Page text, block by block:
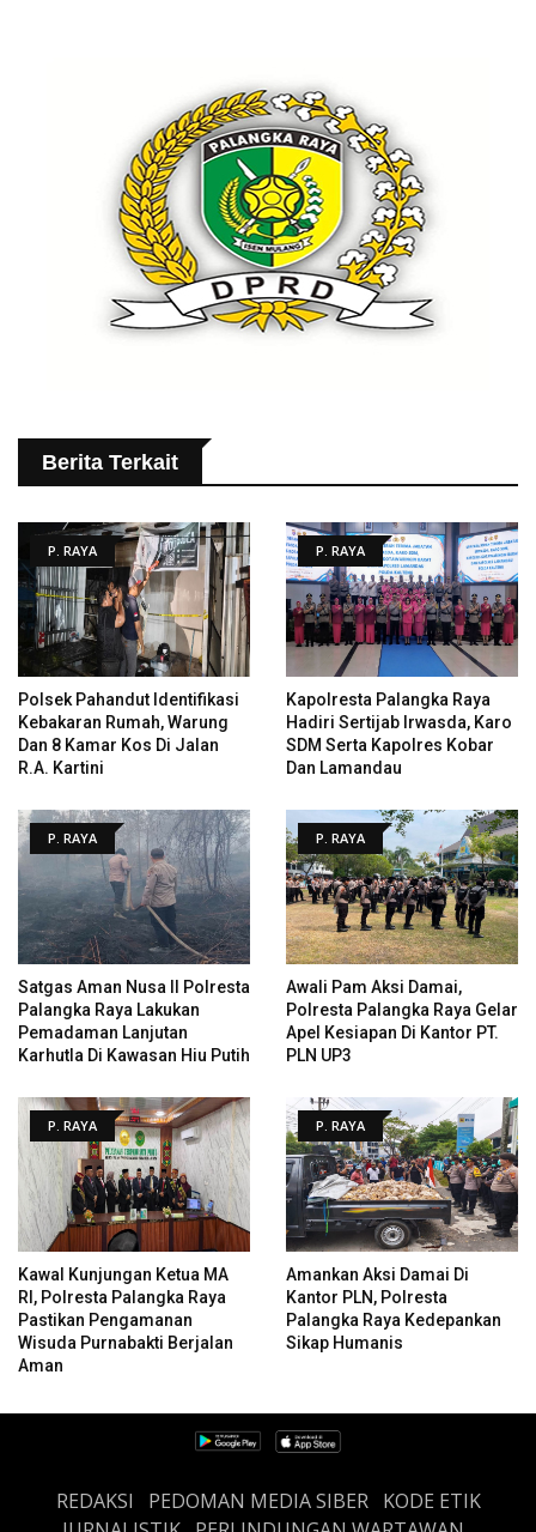
Berita Terkait
P. RAYA
Polsek Pahandut Identifikasi
Kebakaran Rumah, Warung
Dan 8 Kamar Kos Di Jalan
R.A. Kartini
P. RAYA
Kapolresta Palangka Raya
Hadiri Sertijab Irwasda, Karo
SDM Serta Kapolres Kobar
Dan Lamandau
P. RAYA
Satgas Aman Nusa II Polresta
Palangka Raya Lakukan
Pemadaman Lanjutan
Karhutla Di Kawasan Hiu Putih
P. RAYA
Awali Pam Aksi Damai,
Polresta Palangka Raya Gelar
Apel Kesiapan Di Kantor PT.
PLN UP3
P. RAYA
Kawal Kunjungan Ketua MA
RI, Polresta Palangka Raya
Pastikan Pengamanan
Wisuda Purnabakti Berjalan
Aman
P. RAYA
Amankan Aksi Damai Di
Kantor PLN, Polresta
Palangka Raya Kedepankan
Sikap Humanis
REDAKSI PEDOMAN MEDIA SIBER
KODE ETIK